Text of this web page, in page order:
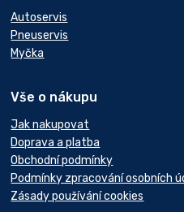
Autoservis
Pneuservis
Myčka
Vše o nákupu
Jak nakupovat
Doprava a platba
Obchodní podmínky
Podmínky zpracování osobních
Zásady používání cookies